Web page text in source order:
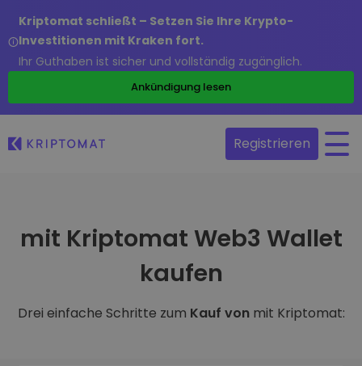
Kriptomat schließt – Setzen Sie Ihre Krypto-
Investitionen mit Kraken fort.
Ihr Guthaben ist sicher und vollständig zugänglich.
Ankündigung lesen
Registrieren
mit Kriptomat Web3 Wallet
kaufen
Drei einfache Schritte zum Kauf von mit Kriptomat: